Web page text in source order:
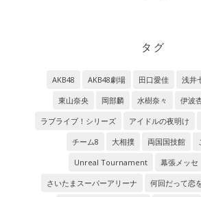
タグ
AKB48 AKB48劇場 田口愛佳 浅井
東山奈央
岡部麟 水樹奈々 伊波
ラブライブ！シリーズ
アイドルの夜明け
チーム8
大相撲 両国国技館
Unreal Tournament
幕張メッセ
さいたまスーパーアリーナ
何回だって恋